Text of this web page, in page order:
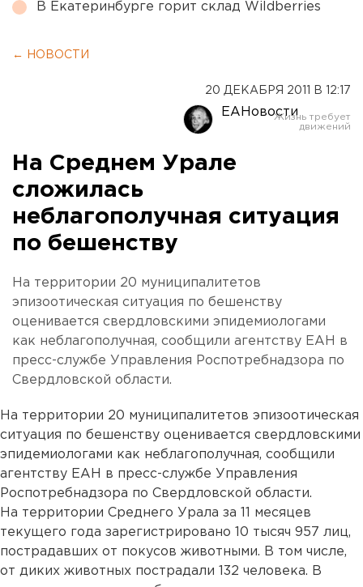
В Екатеринбурге горит склад Wildberries
← НОВОСТИ
20 ДЕКАБРЯ 2011 В 12:17
ЕАНовости
На Среднем Урале
сложилась
неблагополучная ситуация
по бешенству
На территории 20 муниципалитетов
эпизоотическая ситуация по бешенству
оценивается свердловскими эпидемиологами
как неблагополучная, сообщили агентству ЕАН в
пресс-службе Управления Роспотребнадзора по
Свердловской области.
На территории 20 муниципалитетов эпизоотическая
ситуация по бешенству оценивается свердловскими
эпидемиологами как неблагополучная, сообщили
агентству ЕАН в пресс-службе Управления
Роспотребнадзора по Свердловской области.
На территории Среднего Урала за 11 месяцев
текущего года зарегистрировано 10 тысяч 957 лиц,
пострадавших от покусов животными. В том числе,
от диких животных пострадали 132 человека. В